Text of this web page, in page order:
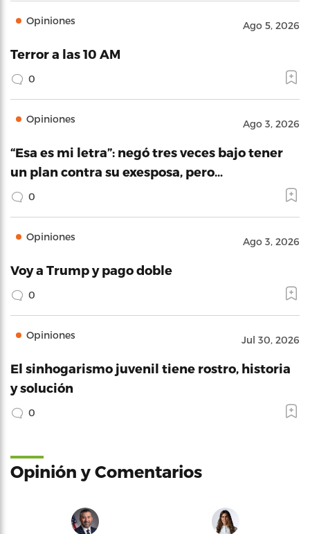
Opiniones Ago 5, 2026
Terror a las 10 AM
0
Opiniones Ago 3, 2026
“Esa es mi letra”: negó tres veces bajo tener
un plan contra su exesposa, pero…
0
Opiniones Ago 3, 2026
Voy a Trump y pago doble
0
Opiniones Jul 30, 2026
El sinhogarismo juvenil tiene rostro, historia
y solución
0
Opinión y Comentarios